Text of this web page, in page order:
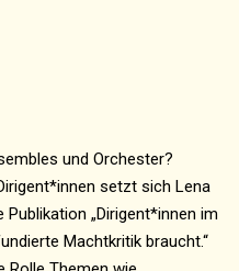
und Orchester?
setzt sich Lena
„Dirigent*innen im
Machtkritik braucht.“